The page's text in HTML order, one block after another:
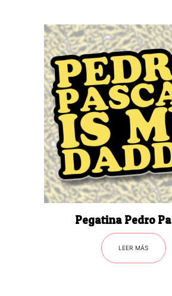
Pegatina Pedro
LEER MÁS